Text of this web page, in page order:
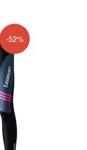
-52%